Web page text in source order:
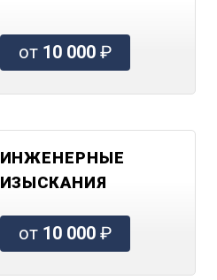
от 10 000₽
ИНЖЕНЕРНЫЕ
ИЗЫСКАНИЯ
от 10 000₽